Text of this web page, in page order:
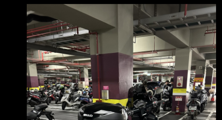
湃 尤其天氣回溫以後騎沒多久引擎溫度就變得
很高 只是騎個短程移動也常常覺得燒襠… 算了保
養成本，對市區通勤車來說是偏高一些 加上本
來又騎大車，出門都在找汽車格，有點膩了 雖
然現在有開放一些機車格可以停 但我本來的車
兩格放進去也是有點大台不好停 想說找台黃牌
代步車，不要太大，好牽好移的 有腳踏、日常
使用放東西不會卡，求個方便輕鬆就好 我有先
看過幾台入門黃牌羊 以目前來說會覺得STR300